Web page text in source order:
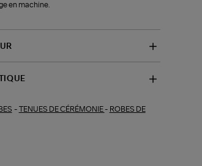
en machine.
- TENUES DE CÉRÉMONIE- ROBES DE